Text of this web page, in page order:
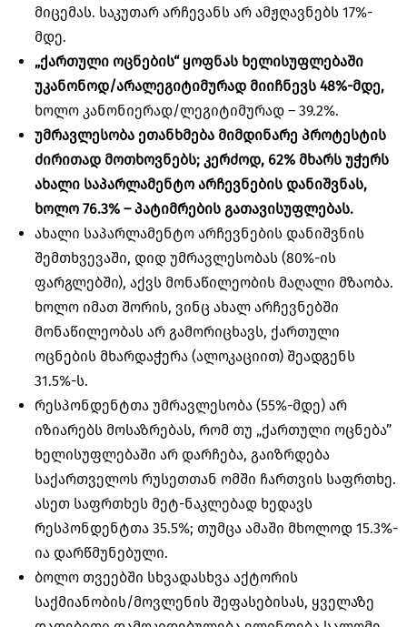
მიცემას. საკუთარ არჩევანს არ ამჟღავნებს 17%-
მდე.
„ქართული ოცნების“ ყოფნას ხელისუფლებაში
უკანონოდ/არალეგიტიმურად მიიჩნევს 48%-მდე,
ხოლო კანონიერად/ლეგიტიმურად – 39.2%.
უმრავლესობა ეთანხმება მიმდინარე პროტესტის
ძირითად მოთხოვნებს; კერძოდ, 62% მხარს უჭერს
ახალი საპარლამენტო არჩევნების დანიშვნას,
ხოლო 76.3% – პატიმრების გათავისუფლებას.
ახალი საპარლამენტო არჩევნების დანიშვნის
შემთხვევაში, დიდ უმრავლესობას (80%-ის
ფარგლებში), აქვს მონაწილეობის მაღალი მზაობა.
ხოლო იმათ შორის, ვინც ახალ არჩევნებში
მონაწილეობას არ გამორიცხავს, ქართული
ოცნების მხარდაჭერა (ალოკაციით) შეადგენს
31.5%-ს.
რესპონდენტთა უმრავლესობა (55%-მდე) არ
იზიარებს მოსაზრებას, რომ თუ „ქართული ოცნება”
ხელისუფლებაში არ დარჩება, გაიზრდება
საქართველოს რუსეთთან ომში ჩართვის საფრთხე.
ასეთ საფრთხეს მეტ-ნაკლებად ხედავს
რესპონდენტთა 35.5%; თუმცა ამაში მხოლოდ 15.3%-
ია დარწმუნებული.
ბოლო თვეებში სხვადასხვა აქტორის
საქმიანობის/მოვლენის შეფასებისას, ყველაზე